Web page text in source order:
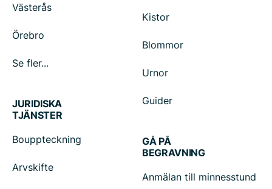
Västerås
Örebro
Se fler...
Kistor
Blommor
Urnor
Guider
JURIDISKA
TJÄNSTER
Bouppteckning
Arvskifte
GÅ PÅ
BEGRAVNING
Anmälan till minnesstund